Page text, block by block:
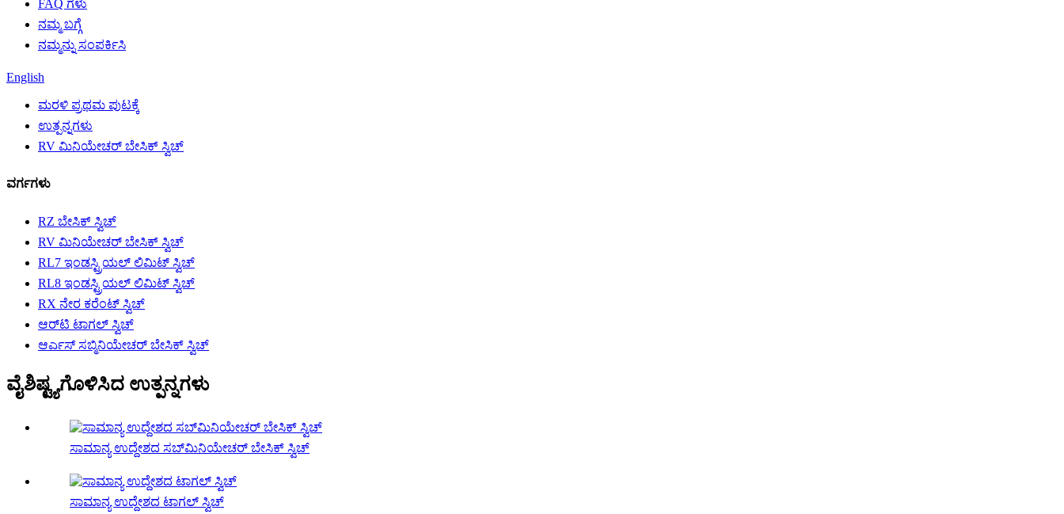
FAQ ಗಳು
ನಮ್ಮ ಬಗ್ಗೆ
ನಮ್ಮನ್ನು ಸಂಪರ್ಕಿಸಿ
English
ಮರಳಿ ಪ್ರಥಮ ಪುಟಕ್ಕೆ
ಉತ್ಪನ್ನಗಳು
RV ಮಿನಿಯೇಚರ್ ಬೇಸಿಕ್ ಸ್ವಿಚ್
ವರ್ಗಗಳು
RZ ಬೇಸಿಕ್ ಸ್ವಿಚ್
RV ಮಿನಿಯೇಚರ್ ಬೇಸಿಕ್ ಸ್ವಿಚ್
RL7 ಇಂಡಸ್ಟ್ರಿಯಲ್ ಲಿಮಿಟ್ ಸ್ವಿಚ್
RL8 ಇಂಡಸ್ಟ್ರಿಯಲ್ ಲಿಮಿಟ್ ಸ್ವಿಚ್
RX ನೇರ ಕರೆಂಟ್ ಸ್ವಿಚ್
ಆರ್‌ಟಿ ಟಾಗಲ್ ಸ್ವಿಚ್
ಆರ್ಎಸ್ ಸಬ್ಮಿನಿಯೇಚರ್ ಬೇಸಿಕ್ ಸ್ವಿಚ್
ವೈಶಿಷ್ಟ್ಯಗೊಳಿಸಿದ ಉತ್ಪನ್ನಗಳು
ಸಾಮಾನ್ಯ ಉದ್ದೇಶದ ಸಬ್‌ಮಿನಿಯೇಚರ್ ಬೇಸಿಕ್ ಸ್ವಿಚ್
ಸಾಮಾನ್ಯ ಉದ್ದೇಶದ ಟಾಗಲ್ ಸ್ವಿಚ್